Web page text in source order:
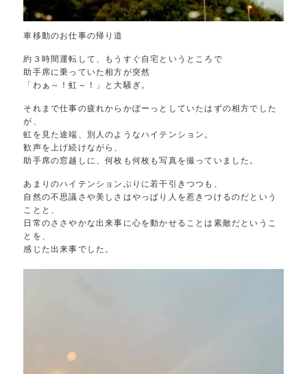
車移動のお仕事の帰り道
約３時間運転して、もうすぐ自宅というところで
助手席に乗っていた相方が突然
「わぁ～！虹～！」と大騒ぎ。
それまで仕事の疲れからかぼーっとしていたはずの相方でした
が、
虹を見た途端、別人のようなハイテンション。
歓声を上げ続けながら、
助手席の窓越しに、何枚も何枚も写真を撮っていました。
あまりのハイテンションぶりに若干引きつつも、
自然の不思議さや美しさはやっぱり人を惹きつけるのだという
ことと、
日常のささやかな出来事に心を動かせることは素敵だというこ
とを、
感じた出来事でした。